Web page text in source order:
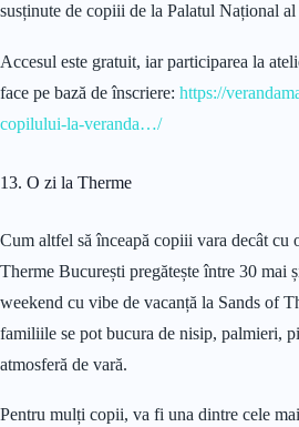
susținute de copiii de la Palatul Național
Accesul este gratuit, iar participarea la
face pe bază de înscriere: https://
copilului-la-veranda…/
13. O zi la Therme
Cum altfel să înceapă copiii vara decât
Therme București pregătește între 30 mai
weekend cu vibe de vacanță la Sands of
familiile se pot bucura de nisip, palmieri,
atmosferă de vară.
Pentru mulți copii, va fi una dintre cele